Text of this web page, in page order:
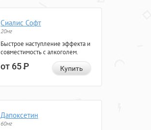
Сиалис Софт
20мг
Быстрое наступление эффекта и
совместимость с алкоголем.
от 65Р Купить
Дапоксетин
60мг